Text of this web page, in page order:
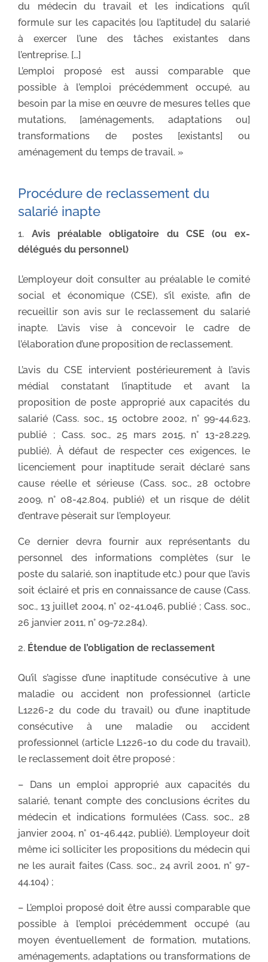
du médecin du travail et les indications qu’il
formule sur les capacités [ou l’aptitude] du salarié
à exercer l’une des tâches existantes dans
l’entreprise. […]
L’emploi proposé est aussi comparable que
possible à l’emploi précédemment occupé, au
besoin par la mise en œuvre de mesures telles que
mutations, [aménagements, adaptations ou]
transformations de postes [existants] ou
aménagement du temps de travail. »
Procédure de reclassement du
salarié inapte
Avis préalable obligatoire du CSE (ou ex-
délégués du personnel)
L’employeur doit consulter au préalable le comité
social et économique (CSE), s’il existe, afin de
recueillir son avis sur le reclassement du salarié
inapte. L’avis vise à concevoir le cadre de
l’élaboration d’une proposition de reclassement.
L’avis du CSE intervient postérieurement à l’avis
médial constatant l’inaptitude et avant la
proposition de poste approprié aux capacités du
salarié (Cass. soc., 15 octobre 2002, n° 99-44.623,
publié ; Cass. soc., 25 mars 2015, n° 13-28.229,
publié). À défaut de respecter ces exigences, le
licenciement pour inaptitude serait déclaré sans
cause réelle et sérieuse (Cass. soc., 28 octobre
2009, n° 08-42.804, publié) et un risque de délit
d’entrave pèserait sur l’employeur.
Ce dernier devra fournir aux représentants du
personnel des informations complètes (sur le
poste du salarié, son inaptitude etc.) pour que l’avis
soit éclairé et pris en connaissance de cause (Cass.
soc., 13 juillet 2004, n° 02-41.046, publié ; Cass. soc.,
26 janvier 2011, n° 09-72.284).
Étendue de l’obligation de reclassement
Qu’il s’agisse d’une inaptitude consécutive à une
maladie ou accident non professionnel (article
L1226-2 du code du travail) ou d’une inaptitude
consécutive à une maladie ou accident
professionnel (article L1226-10 du code du travail),
le reclassement doit être proposé :
– Dans un emploi approprié aux capacités du
salarié, tenant compte des conclusions écrites du
médecin et indications formulées (Cass. soc., 28
janvier 2004, n° 01-46.442, publié). L’employeur doit
même ici solliciter les propositions du médecin qui
ne les aurait faites (Cass. soc., 24 avril 2001, n° 97-
44.104) ;
– L’emploi proposé doit être aussi comparable que
possible à l’emploi précédemment occupé (au
moyen éventuellement de formation, mutations,
aménagements, adaptations ou transformations de